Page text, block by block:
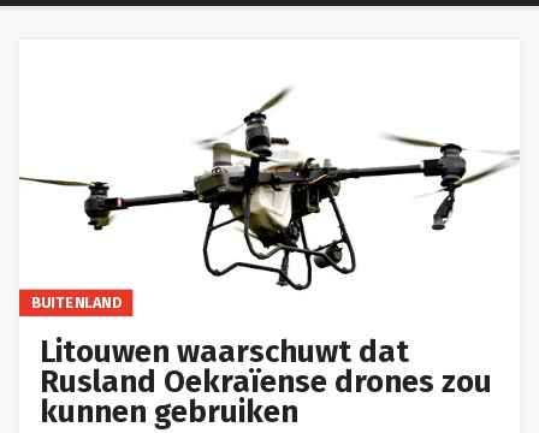
BUITENLAND
Litouwen waarschuwt dat
Rusland Oekraïense drones zou
kunnen gebruiken